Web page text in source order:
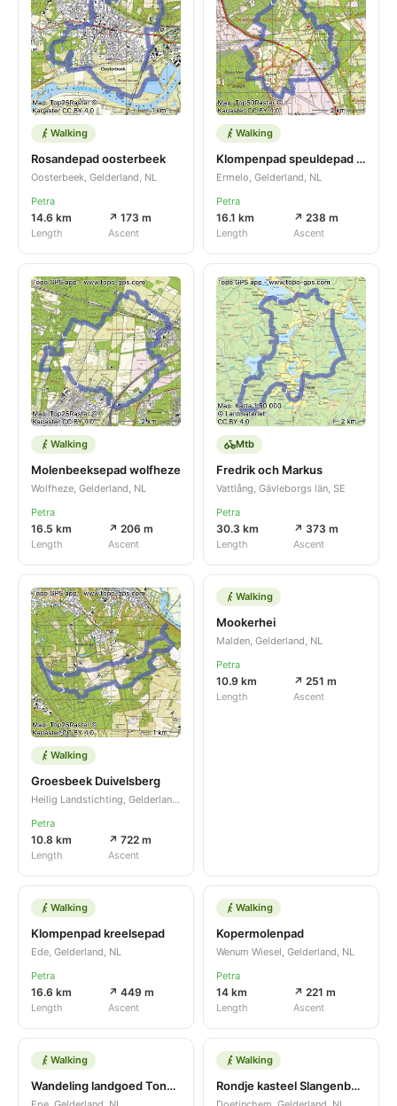
Walking
Rosandepad oosterbeek
Oosterbeek, Gelderland, NL
Petra
14.6 km
Length
↗ 173 m
Ascent
Walking
Klompenpad speuldepad staverden
Ermelo, Gelderland, NL
Petra
16.1 km
Length
↗ 238 m
Ascent
Walking
Molenbeeksepad wolfheze
Wolfheze, Gelderland, NL
Petra
16.5 km
Length
↗ 206 m
Ascent
Mtb
Fredrik och Markus
Vattlång, Gävleborgs län, SE
Petra
30.3 km
Length
↗ 373 m
Ascent
Walking
Groesbeek Duivelsberg
Heilig Landstichting, Gelderland, NL
Petra
10.8 km
Length
↗ 722 m
Ascent
Walking
Mookerhei
Malden, Gelderland, NL
Petra
10.9 km
Length
↗ 251 m
Ascent
Walking
Klompenpad kreelsepad
Ede, Gelderland, NL
Petra
16.6 km
Length
↗ 449 m
Ascent
Walking
Kopermolenpad
Wenum Wiesel, Gelderland, NL
Petra
14 km
Length
↗ 221 m
Ascent
Walking
Wandeling landgoed Tongeren Epe
Walking
Rondje kasteel Slangenburg